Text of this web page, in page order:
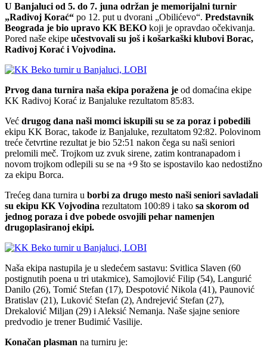
U Banjaluci od 5. do 7. juna održan je memorijalni turnir
„Radivoj Korać“ po 12. put u dvorani „Obilićevo“. Predstavnik
Beograda je bio upravo KK BEKO koji je opravdao očekivanja.
Pored naše ekipe učestvovali su još i košarkaški klubovi Borac,
Radivoj Korać i Vojvodina.
Prvog dana turnira naša ekipa poražena je od domaćina ekipe
KK Radivoj Korać iz Banjaluke rezultatom 85:83.
Već drugog dana naši momci iskupili su se za poraz i pobedili
ekipu KK Borac, takođe iz Banjaluke, rezultatom 92:82. Polovinom
treće četvrtine rezultat je bio 52:51 nakon čega su naši seniori
prelomili meč. Trojkom uz zvuk sirene, zatim kontranapadom i
novom trojkom odlepili su se na +9 što se ispostavilo kao nedostižno
za ekipu Borca.
Trećeg dana turnira u borbi za drugo mesto naši seniori savladali
su ekipu KK Vojvodina rezultatom 100:89 i tako sa skorom od
jednog poraza i dve pobede osvojili pehar namenjen
drugoplasiranoj ekipi.
Naša ekipa nastupila je u sledećem sastavu: Svitlica Slaven (60
postignutih poena u tri utakmice), Samojlović Filip (54), Langurić
Danilo (26), Tomić Stefan (17), Despotović Nikola (41), Paunović
Bratislav (21), Luković Stefan (2), Andrejević Stefan (27),
Drekalović Miljan (29) i Aleksić Nemanja. Naše sjajne seniore
predvodio je trener Budimić Vasilije.
Konačan plasman na turniru je: